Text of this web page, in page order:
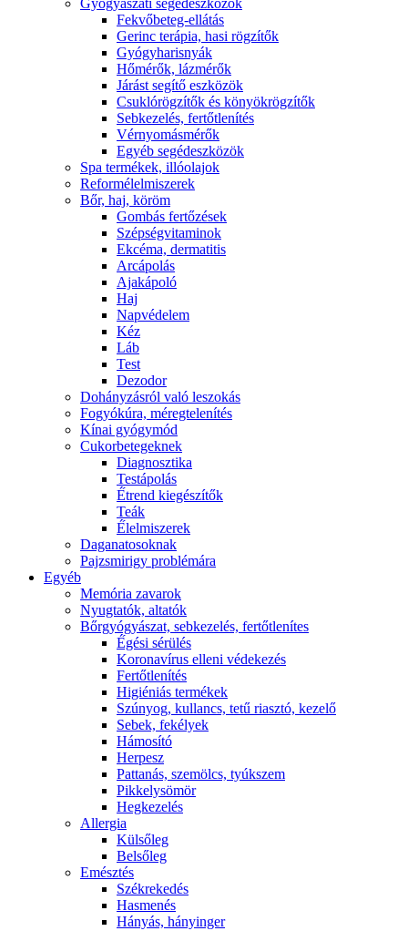
Gyógyászati segédeszközök
Fekvőbeteg-ellátás
Gerinc terápia, hasi rögzítők
Gyógyharisnyák
Hőmérők, lázmérők
Járást segítő eszközök
Csuklórögzítők és könyökrögzítők
Sebkezelés, fertőtlenítés
Vérnyomásmérők
Egyéb segédeszközök
Spa termékek, illóolajok
Reformélelmiszerek
Bőr, haj, köröm
Gombás fertőzések
Szépségvitaminok
Ekcéma, dermatitis
Arcápolás
Ajakápoló
Haj
Napvédelem
Kéz
Láb
Test
Dezodor
Dohányzásról való leszokás
Fogyókúra, méregtelenítés
Kínai gyógymód
Cukorbetegeknek
Diagnosztika
Testápolás
É́trend kiegészítők
Teák
É́lelmiszerek
Daganatosoknak
Pajzsmirigy problémára
Egyéb
Memória zavarok
Nyugtatók, altatók
Bőrgyógyászat, sebkezelés, fertőtlenítes
É́gési sérülés
Koronavírus elleni védekezés
Fertőtlenítés
Higiéniás termékek
Szúnyog, kullancs, tetű riasztó, kezelő
Sebek, fekélyek
Hámosító
Herpesz
Pattanás, szemölcs, tyúkszem
Pikkelysömör
Hegkezelés
Allergia
Külsőleg
Belsőleg
Emésztés
Székrekedés
Hasmenés
Hányás, hányinger